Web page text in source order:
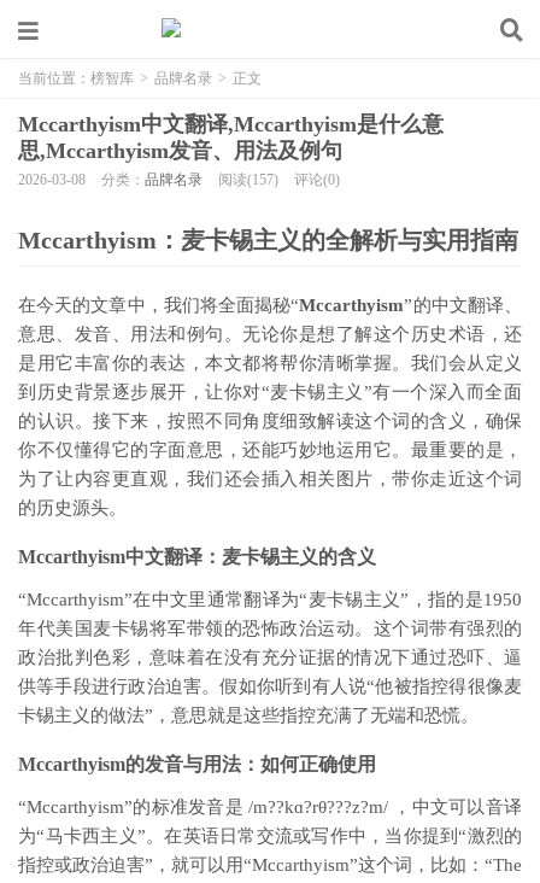
当前位置： 榜智库 > 品牌名录 > 正文
Mccarthyism中文翻译,Mccarthyism是什么意
思,Mccarthyism发音、用法及例句
2026-03-08 分类： 品牌名录 阅读(157) 评论(0)
Mccarthyism：麦卡锡主义的全解析与实用指南
在今天的文章中，我们将全面揭秘“Mccarthyism”的中文翻译、
意思、发音、用法和例句。无论你是想了解这个历史术语，还
是用它丰富你的表达，本文都将帮你清晰掌握。我们会从定义
到历史背景逐步展开，让你对“麦卡锡主义”有一个深入而全面
的认识。接下来，按照不同角度细致解读这个词的含义，确保
你不仅懂得它的字面意思，还能巧妙地运用它。最重要的是，
为了让内容更直观，我们还会插入相关图片，带你走近这个词
的历史源头。
Mccarthyism中文翻译：麦卡锡主义的含义
“Mccarthyism”在中文里通常翻译为“麦卡锡主义”，指的是1950
年代美国麦卡锡将军带领的恐怖政治运动。这个词带有强烈的
政治批判色彩，意味着在没有充分证据的情况下通过恐吓、逼
供等手段进行政治迫害。假如你听到有人说“他被指控得很像麦
卡锡主义的做法”，意思就是这些指控充满了无端和恐慌。
Mccarthyism的发音与用法：如何正确使用
“Mccarthyism”的标准发音是 /m??kɑ?rθ???z?m/ ，中文可以音译
为“马卡西主义”。在英语日常交流或写作中，当你提到“激烈的
指控或政治迫害”，就可以用“Mccarthyism”这个词，比如：“The